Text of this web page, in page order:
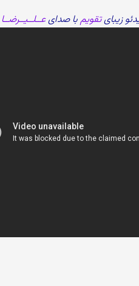
زیبایتقویمبا صدای